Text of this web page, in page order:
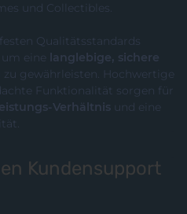
und Collectibles.
Qualitätsstandards
eine langlebige, sichere
zu gewährleisten. Hochwertige
Funktionalität sorgen für
Verhältnis und eine
Kundensupport